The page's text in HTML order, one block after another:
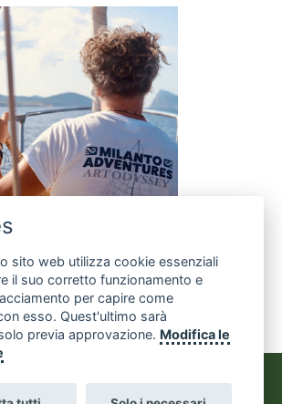
culturale di…
sito web utilizza cookie essenziali
il suo corretto funzionamento e
per capire come
esso. Quest'ultimo sarà
previa approvazione. Modifica le